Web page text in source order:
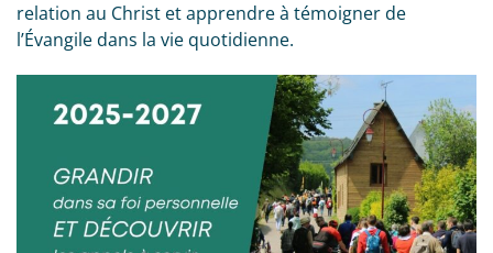
relation au Christ et apprendre à témoigner de
l’Évangile dans la vie quotidienne.